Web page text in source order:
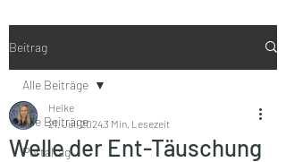
Beitrag
Alle Beiträge
Portaltag
Alle Beiträge
Welle der Ent-Täuschung
Heike
21. Juli 20243 Min. Lesezeit